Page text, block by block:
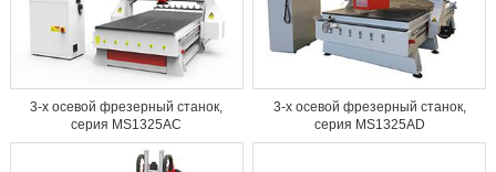
3-х осевой фрезерный станок,
серия MS1325AC
3-х осевой фрезерный станок,
серия MS1325AD